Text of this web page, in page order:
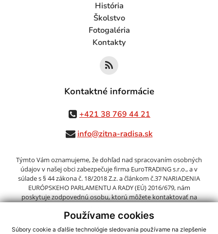
Používame cookies
Súbory cookie a ďalšie technológie sledovania používame na zlepšenie
História
Školstvo
Fotogaléria
Kontakty
Kontaktné informácie
+421 38 769 44 21
info@zitna-radisa.sk
Týmto Vám oznamujeme, že dohľad nad spracovaním osobných
údajov v našej obci zabezpečuje firma EuroTRADING s.r.o., a v
súlade s § 44 zákona č. 18/2018 Z.z. a článkom č.37 NARIADENIA
EURÓPSKEHO PARLAMENTU A RADY (EÚ) 2016/679, nám
poskytuje zodpovednú osobu, ktorú môžete kontaktovať na
www.eurotrading.sk/zo